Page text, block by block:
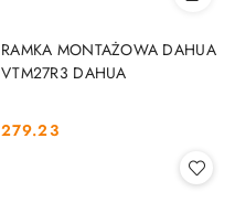
RAMKA MONTAŻOWA DAHUA
VTM27R3 DAHUA
Cena:
279.23